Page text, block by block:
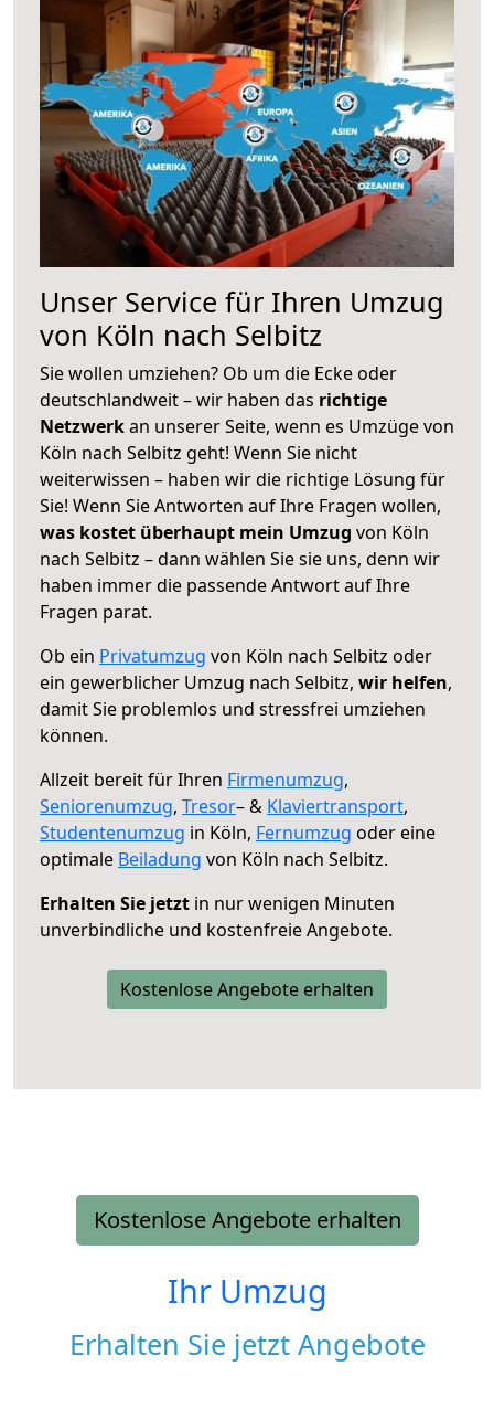
Unser Service für Ihren Umzug
von Köln nach Selbitz
Sie wollen umziehen? Ob um die Ecke oder
deutschlandweit – wir haben das richtige
Netzwerkan unserer Seite, wenn es Umzüge von
Köln nach Selbitz geht! Wenn Sie nicht
weiterwissen – haben wir die richtige Lösung für
Sie! Wenn Sie Antworten auf Ihre Fragen wollen,
was kostet überhaupt mein Umzug von Köln
nach Selbitz – dann wählen Sie sie uns, denn wir
haben immer die passende Antwort auf Ihre
Fragen parat.
Ob ein Privatumzug von Köln nach Selbitz oder
ein gewerblicher Umzug nach Selbitz, wir helfen,
damit Sie problemlos und stressfrei umziehen
können.
Allzeit bereit für Ihren Firmenumzug,
Seniorenumzug, Tresor– & Klaviertransport,
Studentenumzug in Köln, Fernumzug oder eine
optimale Beiladung von Köln nach Selbitz.
Erhalten Sie jetzt in nur wenigen Minuten
unverbindliche und kostenfreie Angebote.
Kostenlose Angebote erhalten
Kostenlose Angebote erhalten
Ihr Umzug
Erhalten Sie jetzt Angebote